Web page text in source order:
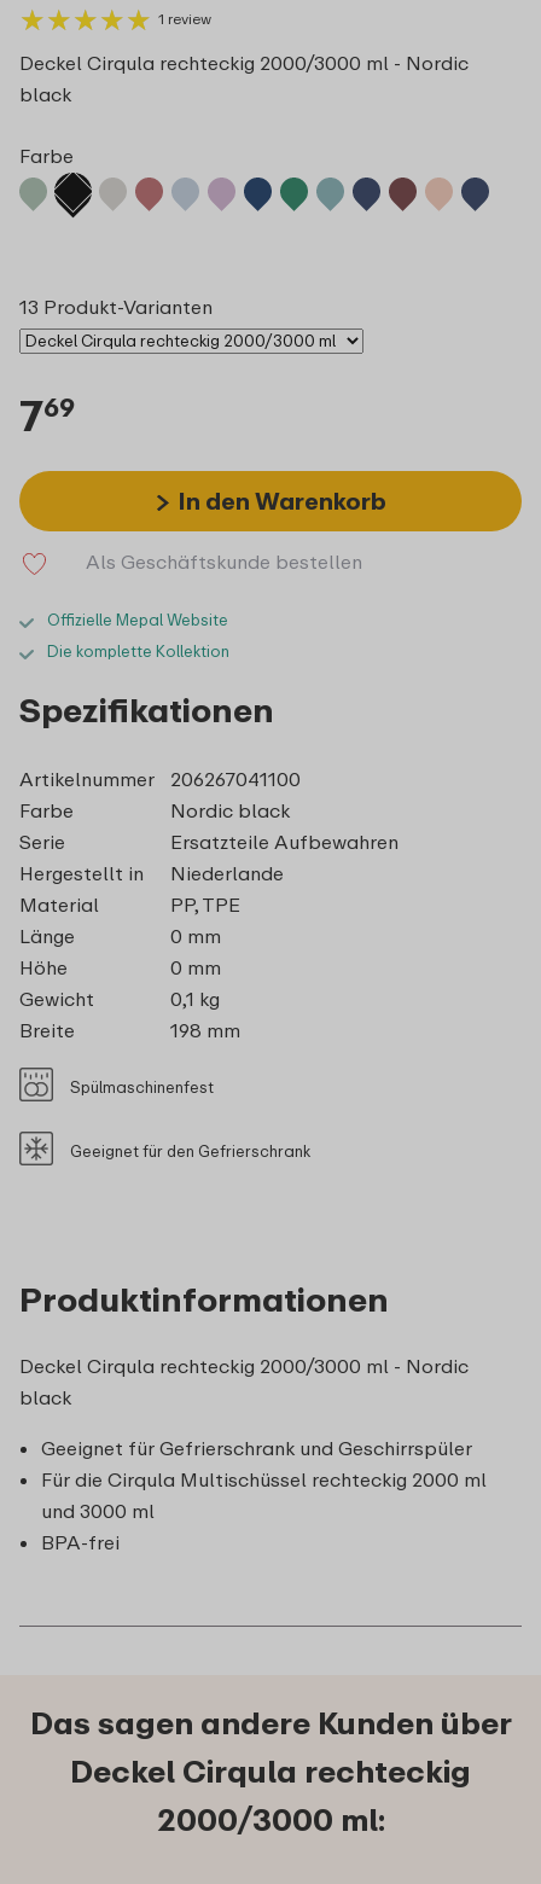
★★★★★
★★★★★ 1 review
Deckel Cirqula rechteckig 2000/3000 ml - Nordic
black
Farbe
13 Produkt-Varianten
769
In den Warenkorb
Als Geschäftskunde bestellen
Offizielle Mepal Website
Die komplette Kollektion
Produktinformationen
Deckel Cirqula rechteckig 2000/3000 ml - Nordic
black
Geeignet für Gefrierschrank und Geschirrspüler
Für die Cirqula Multischüssel rechteckig 2000 ml
und 3000 ml
BPA-frei
Spezifikationen
Artikelnummer
206267041100
Farbe
Nordic black
Serie
Ersatzteile Aufbewahren
Hergestellt in
Niederlande
Material
PP, TPE
Länge
0 mm
Höhe
0 mm
Gewicht
0,1 kg
Breite
198 mm
Spülmaschinenfest
Geeignet für den Gefrierschrank
Das sagen andere Kunden über
Deckel Cirqula rechteckig
2000/3000 ml: